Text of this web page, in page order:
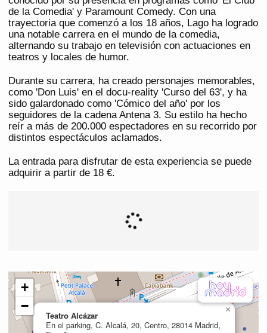
de la Comedia' y Paramount Comedy. Con una
trayectoria que comenzó a los 18 años, Lago ha logrado
una notable carrera en el mundo de la comedia,
alternando su trabajo en televisión con actuaciones en
teatros y locales de humor.
Durante su carrera, ha creado personajes memorables,
como 'Don Luis' en el docu-reality 'Curso del 63', y ha
sido galardonado como 'Cómico del año' por los
seguidores de la cadena Antena 3. Su estilo ha hecho
reír a más de 200.000 espectadores en su recorrido por
distintos espectáculos aclamados.
La entrada para disfrutar de esta experiencia se puede
adquirir a partir de 18 €.